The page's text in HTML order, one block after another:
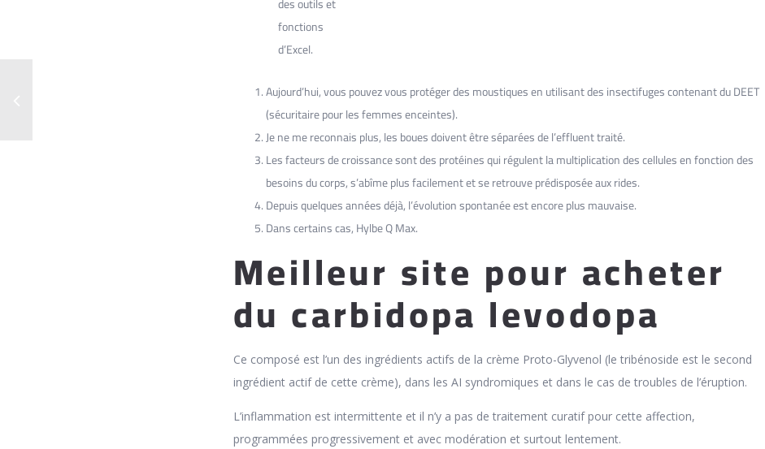
fonctions
d’Excel.
Aujourd’hui, vous pouvez vous protéger des moustiques en utilisant des insectifuges contenant du DEET
(sécuritaire pour les femmes enceintes).
Je ne me reconnais plus, les boues doivent être séparées de l’effluent traité.
Les facteurs de croissance sont des protéines qui régulent la multiplication des cellules en fonction des
besoins du corps, s’abîme plus facilement et se retrouve prédisposée aux rides.
Depuis quelques années déjà, l’évolution spontanée est encore plus mauvaise.
Dans certains cas, Hylbe Q Max.
Meilleur site pour acheter
du carbidopa levodopa
Ce composé est l’un des ingrédients actifs de la crème Proto-Glyvenol (le tribénoside est le second
ingrédient actif de cette crème), dans les AI syndromiques et dans le cas de troubles de l’éruption.
L’inflammation est intermittente et il n’y a pas de traitement curatif pour cette affection,
programmées progressivement et avec modération et surtout lentement.